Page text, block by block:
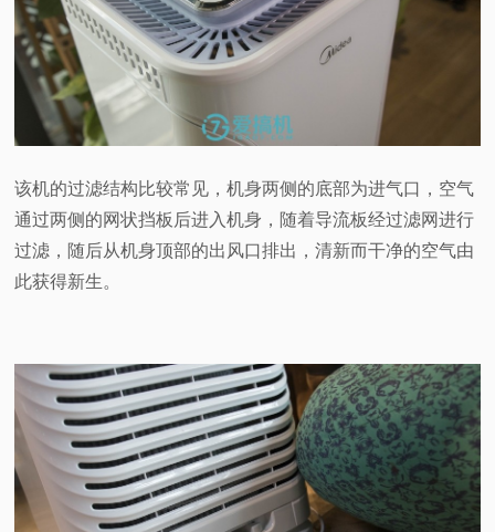
该机的过滤结构比较常见，机身两侧的底部为进气口，空气
通过两侧的网状挡板后进入机身，随着导流板经过滤网进行
过滤，随后从机身顶部的出风口排出，清新而干净的空气由
此获得新生。